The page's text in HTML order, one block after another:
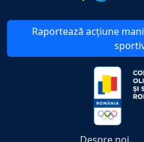
Raportează acțiune